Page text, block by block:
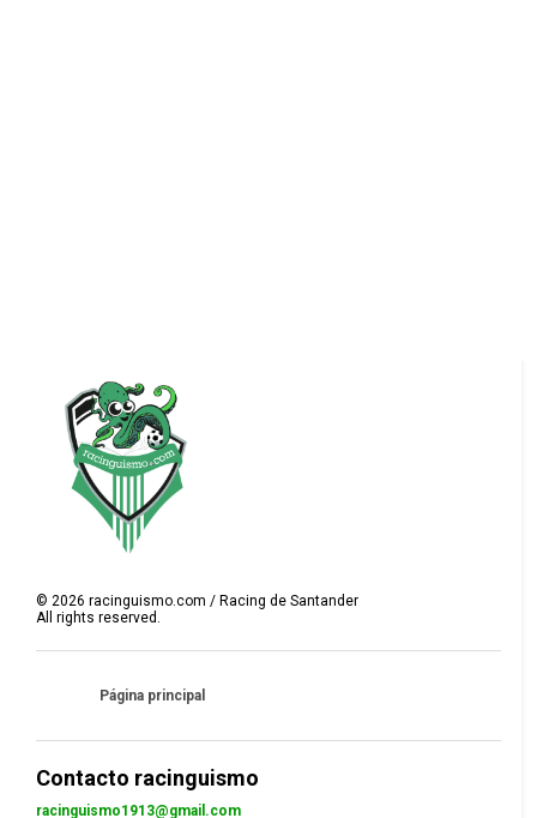
© 2026 racinguismo.com / Racing de Santander
All rights reserved.
Página principal
Contacto racinguismo
racinguismo1913@gmail.com